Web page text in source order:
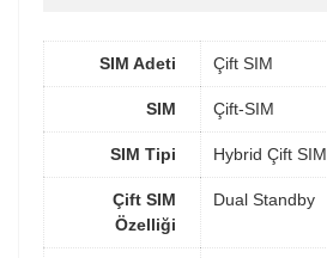
SIM Adeti Çift SIM
SIM Çift-SIM
SIM Tipi Hybrid Çift SIM
Çift SIM
Özelliği
Dual Standby